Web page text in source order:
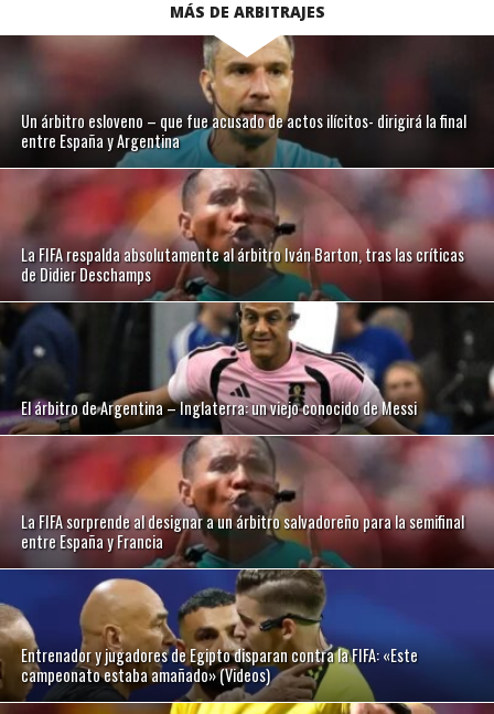
MÁS DE ARBITRAJES
Un árbitro esloveno – que fue acusado de actos ilícitos- dirigirá la final
entre España y Argentina
La FIFA respalda absolutamente al árbitro Iván Barton, tras las críticas
de Didier Deschamps
El árbitro de Argentina – Inglaterra: un viejo conocido de Messi
La FIFA sorprende al designar a un árbitro salvadoreño para la semifinal
entre España y Francia
Entrenador y jugadores de Egipto disparan contra la FIFA: «Este
campeonato estaba amañado» (Videos)